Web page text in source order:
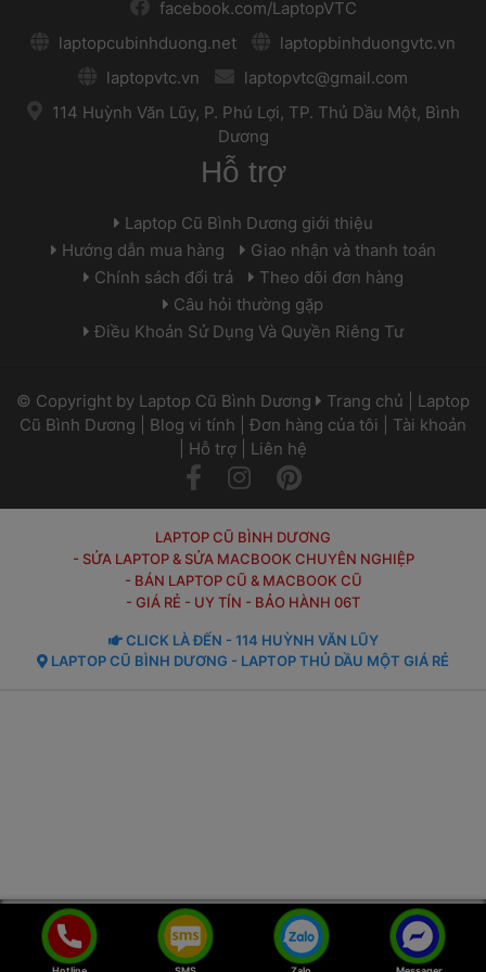
facebook.com/LaptopVTC
laptopcubinhduong.net
laptopbinhduongvtc.vn
laptopvtc.vn
laptopvtc@gmail.com
114 Huỳnh Văn Lũy, P. Phú Lợi, TP. Thủ Dầu Một, Bình
Dương
Hỗ trợ
Laptop Cũ Bình Dương giới thiệu
Hướng dẫn mua hàng
Giao nhận và thanh toán
Chính sách đổi trả
Theo dõi đơn hàng
Câu hỏi thường gặp
Điều Khoản Sử Dụng Và Quyền Riêng Tư
© Copyright by Laptop Cũ Bình Dương Trang chủ
Laptop
Cũ Bình Dương
Blog vi tính Đơn hàng của tôi
Tài khoản
Hỗ trợ
Liên hệ
LAPTOP CŨ BÌNH DƯƠNG
- SỬA LAPTOP & SỬA MACBOOK CHUYÊN NGHIỆP
- BÁN LAPTOP CŨ & MACBOOK CŨ
- GIÁ RẺ - UY TÍN - BẢO HÀNH 06T
CLICK LÀ ĐẾN - 114 HUỲNH VĂN LŨY
LAPTOP CŨ BÌNH DƯƠNG - LAPTOP THỦ DẦU MỘT GIÁ RẺ